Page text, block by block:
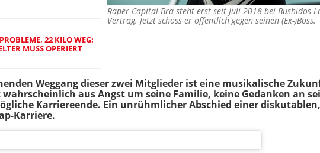
Raper Capital Bra steht erst seit Juli 2018 bei Bushidos
Vertrag. Jetzt schoss er öffentlich gegen seinen (Ex-
22 KILO WEG:
MUSS OPERIERT
Weggang dieser zwei Mitglieder ist eine musikalische
aus Angst um seine Familie, keine Gedanken an
Karriereende. Ein unrühmlicher Abschied einer
Karriere.